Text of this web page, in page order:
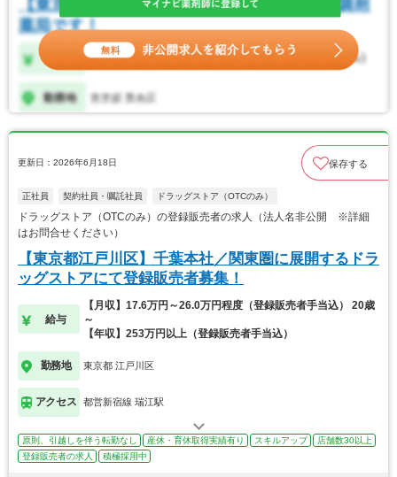
更新日：2026年6月18日 保存する
正社員 契約社員・嘱託社員 ドラッグストア（OTCのみ）
ドラッグストア（OTCのみ）の登録販売者の求人（法人名非公開 ※詳細
はお問合せください）
【東京都江戸川区】千葉本社／関東圏に展開するドラ
ッグストアにて登録販売者募集！
給与
【月収】17.6万円～26.0万円程度（登録販売者手当込） 20歳
～
【年収】253万円以上（登録販売者手当込）
勤務地 東京都 江戸川区
アクセス 都営新宿線 瑞江駅
原則、引越しを伴う転勤なし 産休・育休取得実績有り スキルアップ
店舗数30以上
登録販売者の求人
積極採用中